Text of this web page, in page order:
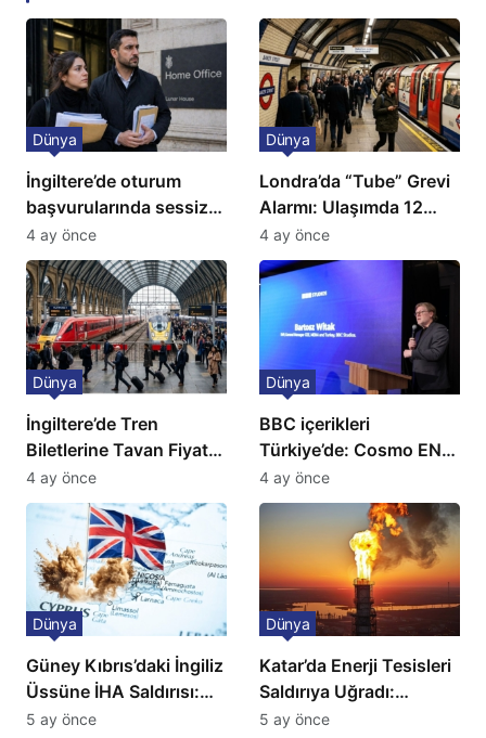
İngiltere’de oturum
başvurularında sessiz
kriz: Büyükelçilikten
açıklama!
Dünya
4 ay önce
Londra’da “Tube” Grevi
Alarmı: Ulaşımda 12
Günlük Kaos Kapıda
Dünya
4 ay önce
İngiltere’de Tren
Biletlerine Tavan Fiyat:
Ulaşımda Yeni
Düzenleme
Dünya
4 ay önce
BBC içerikleri
Türkiye’de: Cosmo EN
ve BBC Player yayında
Dünya
4 ay önce
Güney Kıbrıs’daki İngiliz
Üssüne İHA Saldırısı:
Patlama, Sirenler ve
Dünya
5 ay önce
Katar’da Enerji Tesisleri
Saldırıya Uğradı:
Avrupa’da Doğalgaz
Dünya
5 ay önce